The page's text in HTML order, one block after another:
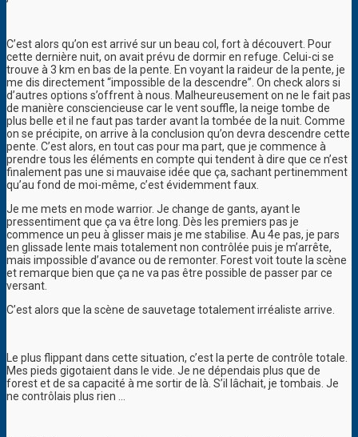
C’est alors qu’on est arrivé sur un beau col, fort à découvert. Pour
cette dernière nuit, on avait prévu de dormir en refuge. Celui-ci se
trouve à 3 km en bas de la pente. En voyant la raideur de la pente, je
me dis directement “impossible de la descendre”. On check alors si
d’autres options s’offrent à nous. Malheureusement on ne le fait pas
de manière consciencieuse car le vent souffle, la neige tombe de
plus belle et il ne faut pas tarder avant la tombée de la nuit. Comme
on se précipite, on arrive à la conclusion qu’on devra descendre cette
pente. C’est alors, en tout cas pour ma part, que je commence à
prendre tous les éléments en compte qui tendent à dire que ce n’est
finalement pas une si mauvaise idée que ça, sachant pertinemment
qu’au fond de moi-même, c’est évidemment faux.
Je me mets en mode warrior. Je change de gants, ayant le
pressentiment que ça va être long. Dès les premiers pas je
commence un peu à glisser mais je me stabilise. Au 4e pas, je pars
en glissade lente mais totalement non contrôlée puis je m’arrête,
mais impossible d’avance ou de remonter. Forest voit toute la scène
et remarque bien que ça ne va pas être possible de passer par ce
versant.
C’est alors que la scène de sauvetage totalement irréaliste arrive.
Le plus flippant dans cette situation, c’est la perte de contrôle totale.
Mes pieds gigotaient dans le vide. Je ne dépendais plus que de
forest et de sa capacité à me sortir de là. S’il lâchait, je tombais. Je
ne contrôlais plus rien …